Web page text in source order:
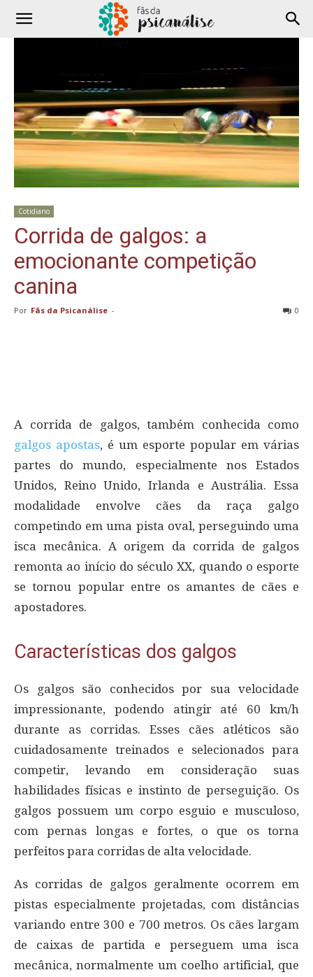
Cotidiano
Corrida de galgos: a
emocionante competição
canina
Por Fãs da Psicanálise - 0
A corrida de galgos, também conhecida como
galgos apostas, é um esporte popular em várias
partes do mundo, especialmente nos Estados
Unidos, Reino Unido, Irlanda e Austrália. Essa
modalidade envolve cães da raça galgo
competindo em uma pista oval, perseguindo uma
isca mecânica. A origem da corrida de galgos
remonta ao início do século XX, quando o esporte
se tornou popular entre os amantes de cães e
apostadores.
Características dos galgos
Os galgos são conhecidos por sua velocidade
impressionante, podendo atingir até 60 km/h
durante as corridas. Esses cães atléticos são
cuidadosamente treinados e selecionados para
competir, levando em consideração suas
habilidades físicas e instinto de perseguição. Os
galgos possuem um corpo esguio e musculoso,
com pernas longas e fortes, o que os torna
perfeitos para corridas de alta velocidade.
As corridas de galgos geralmente ocorrem em
pistas especialmente projetadas, com distâncias
variando entre 300 e 700 metros. Os cães largam
de caixas de partida e perseguem uma isca
mecânica, normalmente um coelho artificial, que